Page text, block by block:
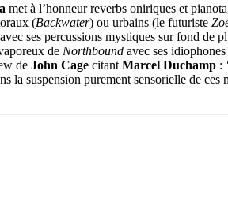
met à l’honneur reverbs oniriques et
(Backwater) ou urbains (le futuriste
ses percussions mystiques sur fond de
de Northbound avec ses
de John Cage citant Marcel Duchamp :
la suspension purement sensorielle de ces